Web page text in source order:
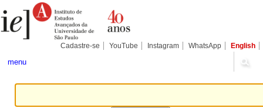
para
conteúdo.
Pessoais
Cadastre-se YouTube Instagram WhatsApp English
menu